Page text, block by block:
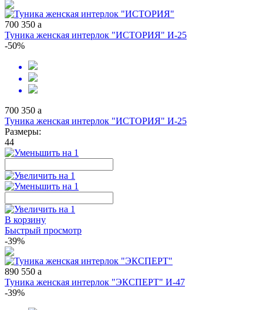
700 350 a
Туника женская интерлок "ИСТОРИЯ" И-25
-50%
700 350 a
Туника женская интерлок "ИСТОРИЯ" И-25
Размеры:
44
В корзину
Быстрый просмотр
-39%
890 550 a
Туника женская интерлок "ЭКСПЕРТ" И-47
-39%